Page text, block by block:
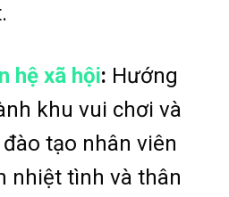
hệ xã hội: Hướng
khu vui chơi và
tạo nhân viên
nhiệt tình và thân